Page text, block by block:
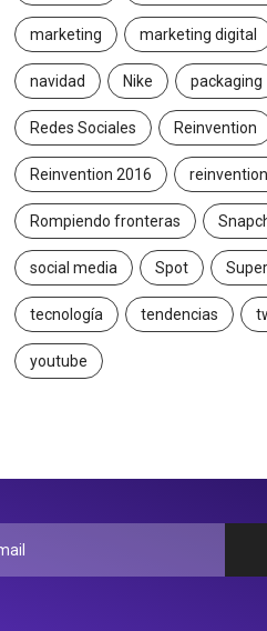
marketing marketing digital
navidad Nike packaging
Redes Sociales Reinvention
Reinvention 2016
Rompiendo fronteras
social media Spot
tecnología tendencias
youtube